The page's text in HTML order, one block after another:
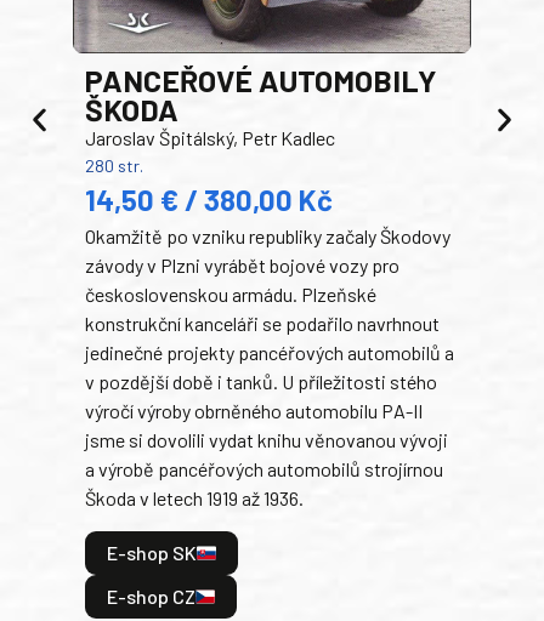
PANCEŘOVÉ AUTOMOBILY
ŠKODA
Jaroslav Špitálský, Petr Kadlec
280 str.
14,50 € / 380,00 Kč
Okamžitě po vzniku republiky začaly Škodovy
závody v Plzni vyrábět bojové vozy pro
československou armádu. Plzeňské
konstrukční kanceláři se podařilo navrhnout
jedinečné projekty pancéřových automobilů a
v pozdější době i tanků. U příležitosti stého
výročí výroby obrněného automobilu PA-II
jsme si dovolili vydat knihu věnovanou vývoji
a výrobě pancéřových automobilů strojírnou
Škoda v letech 1919 až 1936.
E-shop SK
E-shop CZ